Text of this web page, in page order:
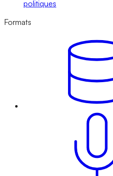
politiques
Formats